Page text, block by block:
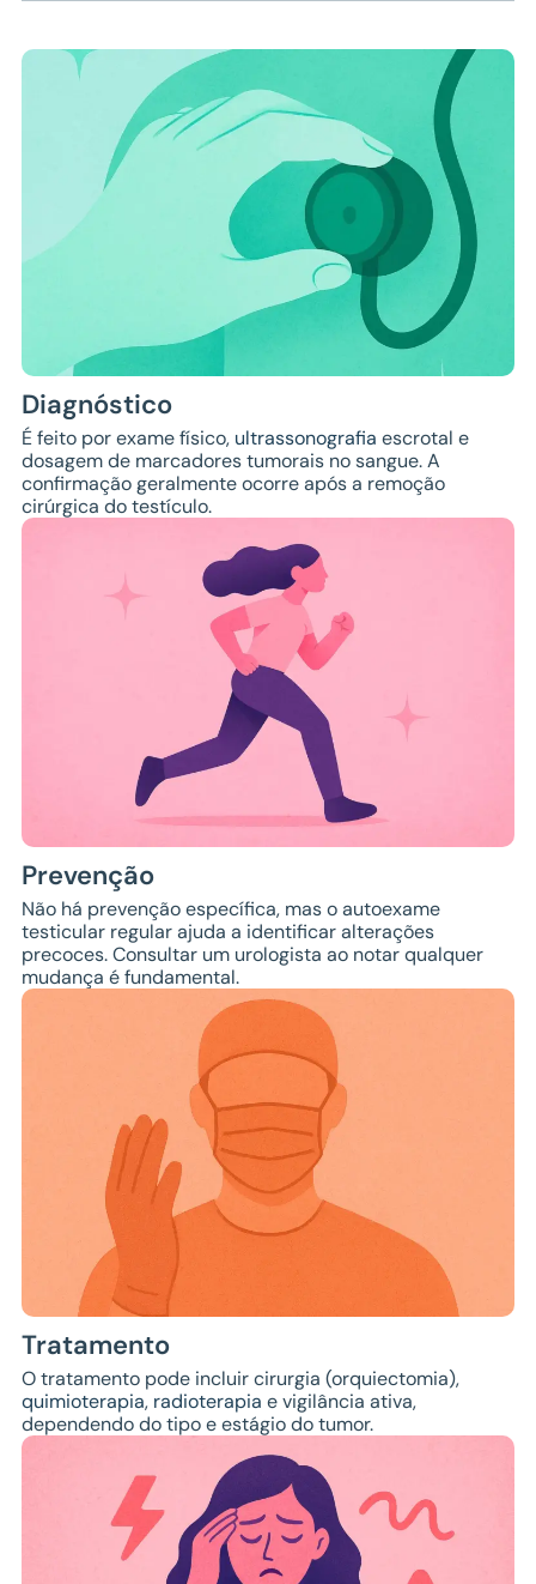
Diagnóstico
É feito por exame físico, ultrassonografia escrotal e
dosagem de marcadores tumorais no sangue. A
confirmação geralmente ocorre após a remoção
cirúrgica do testículo.
Prevenção
Não há prevenção específica, mas o autoexame
testicular regular ajuda a identificar alterações
precoces. Consultar um urologista ao notar qualquer
mudança é fundamental.
Tratamento
O tratamento pode incluir cirurgia (orquiectomia),
quimioterapia, radioterapia e vigilância ativa,
dependendo do tipo e estágio do tumor.